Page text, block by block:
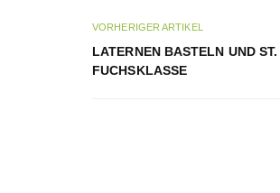
VORHERIGER ARTIKEL
LATERNEN BASTELN UND
FUCHSKLASSE